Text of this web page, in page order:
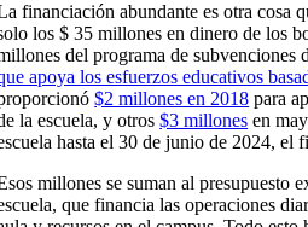
financiación abundante es otra cosa
los $ 35 millones en dinero de los
del programa de subvenciones
apoya los esfuerzos educativos
$2 millones en 2018 para
la escuela, y otros$3 millones en
hasta el 30 de junio de 2024, el
millones se suman al presupuesto
que financia las operaciones